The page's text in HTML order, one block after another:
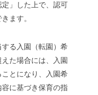
」した上で、認可
ます。
る入園（転園）希
た場合には、入園
とになり、
入園希
に基づき保育の指